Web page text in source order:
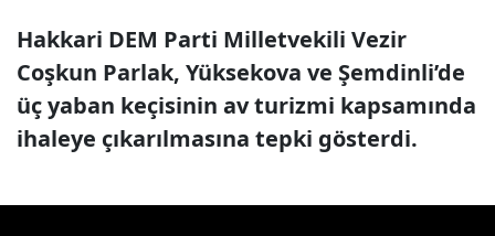
Hakkari DEM Parti Milletvekili Vezir
Coşkun Parlak, Yüksekova ve Şemdinli’de
üç yaban keçisinin av turizmi kapsamında
ihaleye çıkarılmasına tepki gösterdi.